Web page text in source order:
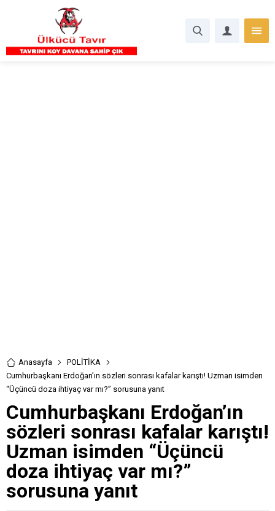
Anasayfa
POLİTİKA
Cumhurbaşkanı Erdoğan’ın sözleri sonrası kafalar karıştı! Uzman isimden
“Üçüncü doza ihtiyaç var mı?” sorusuna yanıt
Cumhurbaşkanı Erdoğan’ın
sözleri sonrası kafalar karıştı!
Uzman isimden “Üçüncü
doza ihtiyaç var mı?”
sorusuna yanıt